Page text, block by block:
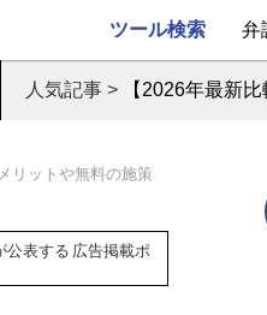
ツール検索 弁
人気記事 > 【2026年最新
リットや無料の施策
公表する 広告掲載ポ